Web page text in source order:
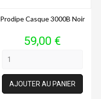
Prodipe Casque 3000B Noir
Prix
59,00 €
AJOUTER AU PANIER